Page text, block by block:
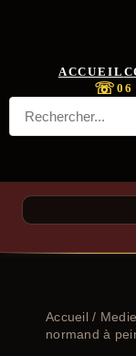
ACCUEIL
☏06
Accueil/
normand à